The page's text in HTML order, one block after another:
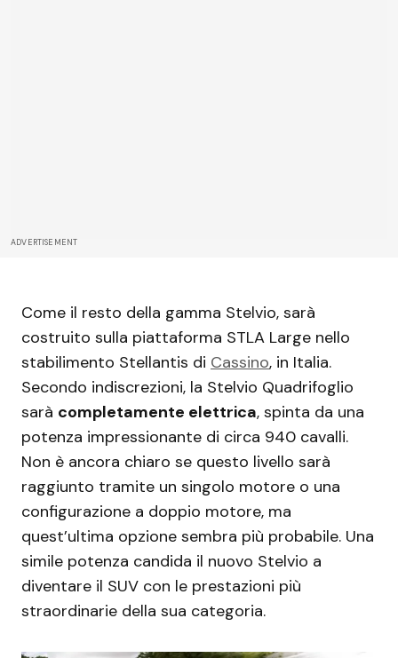
ADVERTISEMENT
Come il resto della gamma Stelvio, sarà
costruito sulla piattaforma STLA Large nello
stabilimento Stellantis di Cassino, in Italia.
Secondo indiscrezioni, la Stelvio Quadrifoglio
sarà completamente elettrica, spinta da una
potenza impressionante di circa 940 cavalli.
Non è ancora chiaro se questo livello sarà
raggiunto tramite un singolo motore o una
configurazione a doppio motore, ma
quest’ultima opzione sembra più probabile. Una
simile potenza candida il nuovo Stelvio a
diventare il SUV con le prestazioni più
straordinarie della sua categoria.